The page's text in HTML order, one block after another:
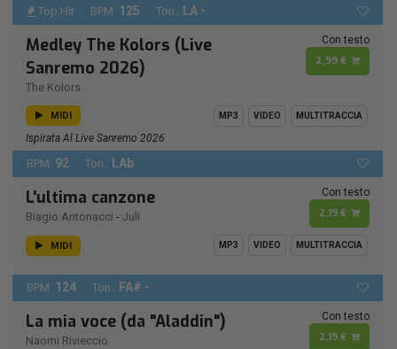
Top Hit BPM: 125 Ton.: LA -
Medley The Kolors (Live
Sanremo 2026)
The Kolors
Con testo
2,99 €
MIDI MP3 VIDEO MULTITRACCIA
Ispirata Al Live Sanremo 2026
BPM: 92 Ton.: LAb
L'ultima canzone
Biagio Antonacci - Juli
Con testo
2,19 €
MIDI MP3 VIDEO MULTITRACCIA
BPM: 124 Ton.: FA# -
La mia voce (da "Aladdin")
Naomi Rivieccio
Con testo
2,19 €